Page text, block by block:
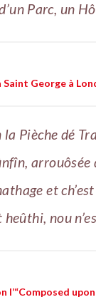
Parc, un
Saint George à
la Pièche dé
arrouôsée
et
heûthi, nou
l’“Composed